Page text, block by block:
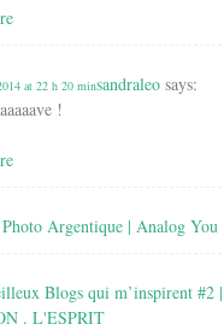
sandraleo says:
at 22 h 20 min
!
Argentique | Analog You
Blogs qui m’inspirent #2
. L'ESPRIT